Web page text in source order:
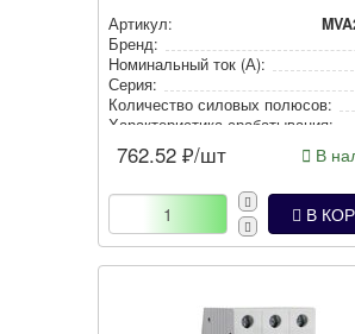
Артикул:
Бренд:
Номи­наль­ный ток (А):
Серия:
Количество силовых полюсов:
Харак­те­рис­ти­ка сра­ба­ты­ва­ния:
762.52 ₽/шт В
В